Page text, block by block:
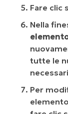
Fare clic
Nella
tutte le
Per